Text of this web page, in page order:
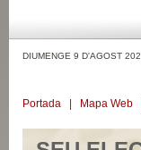
DIUMENGE 9 D'AGOST
Portada Mapa Web